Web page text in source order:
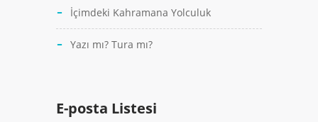
İçimdeki Kahramana Yolculuk
Yazı mı? Tura mı?
E-posta Listesi